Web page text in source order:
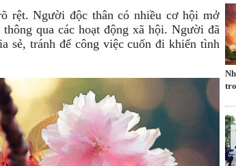
rệt. Người độc thân có nhiều cơ hội mở
qua các hoạt động xã hội. Người đã
sẻ, tránh để công việc cuốn đi khiến tình